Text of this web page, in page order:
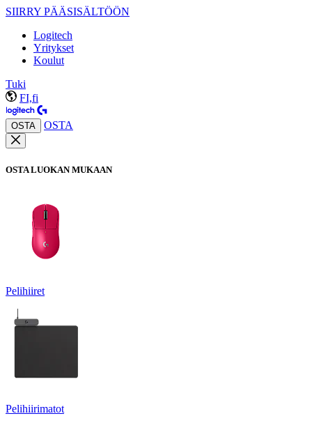
SIIRRY PÄÄSISÄLTÖÖN
Logitech
Yritykset
Koulut
Tuki
FI,fi
OSTA OSTA
OSTA LUOKAN MUKAAN
Pelihiiret
Pelihiirimatot